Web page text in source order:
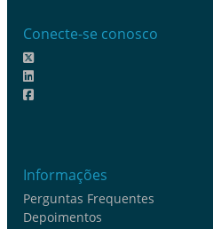
Conecte-se conosco
Informações
Perguntas Frequentes
Depoimentos